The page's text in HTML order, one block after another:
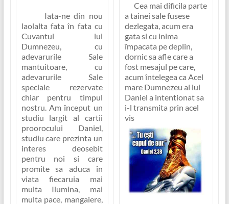
Iata-ne din nou
laolalta fata în fata cu
Cuvantul lui
Dumnezeu, cu
adevarurile Sale
mantuitoare, cu
adevarurile Sale
speciale rezervate
chiar pentru timpul
nostru. Am început un
studiu largit al cartii
proorocului Daniel,
studiu care prezinta un
interes deosebit
pentru noi si care
promite sa aduca în
viata fiecaruia mai
multa Ilumina, mai
multa pace, mangaiere,
Cea mai dificila parte
a tainei sale fusese
dezlegata, acum era
gata si cu inima
împacata pe deplin,
dornic sa afle care a
fost mesajul pe care,
acum întelegea ca Acel
mare Dumnezeu al lui
Daniel a intentionat sa
i-l transmita prin acel
vis